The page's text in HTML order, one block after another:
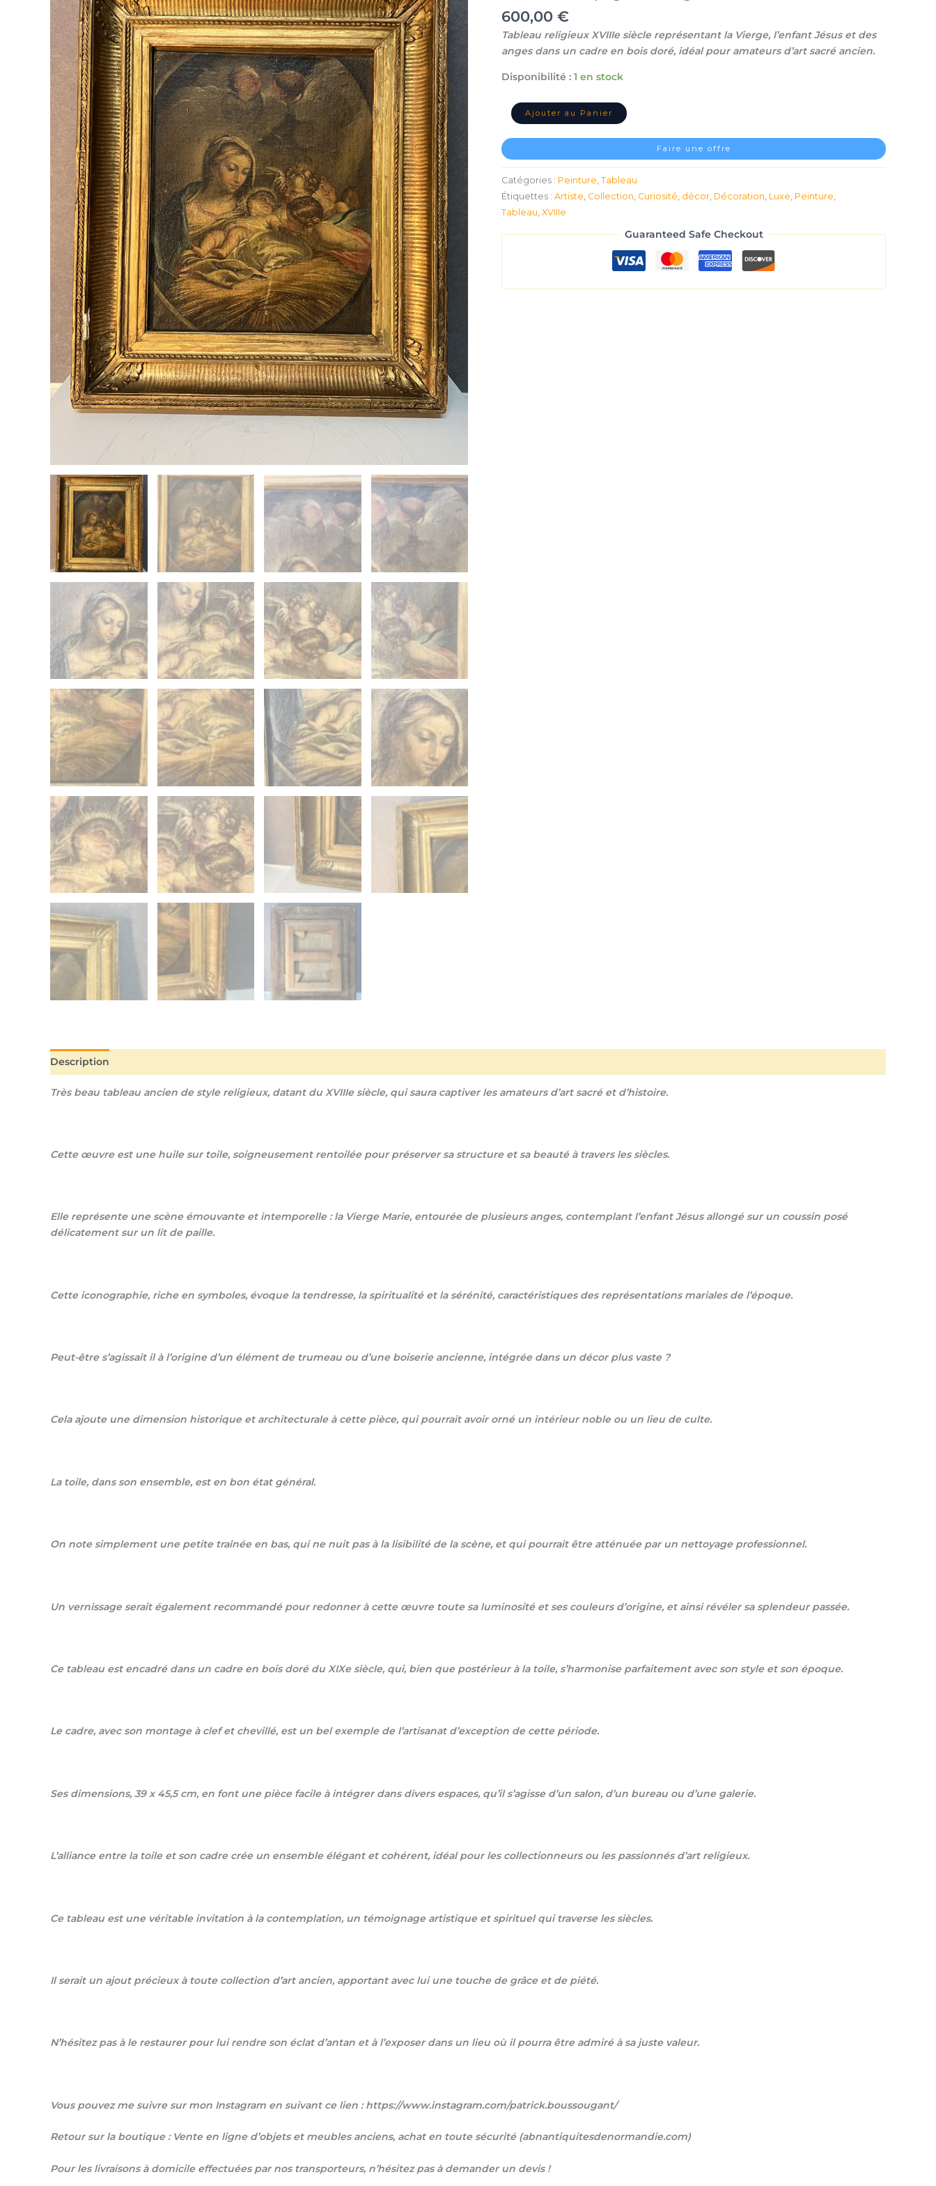
600,00 €
Tableau religieux XVIIIe siècle représentant la Vierge, l’enfant Jésus et des
anges dans un cadre en bois doré, idéal pour amateurs d’art sacré ancien.
Disponibilité : 1 en stock
Vierge,
enfant
Jésus
accompagnés
Cadre
doré
Ajouter au Panier
Faire une offre
Catégories : Peinture, Tableau
Étiquettes : Artiste, Collection, Curiosité, décor, Décoration, Luxe, Peinture,
Tableau, XVIIIe
Guaranteed Safe Checkout
Description
Très beau tableau ancien de style religieux, datant du XVIIIe siècle, qui saura captiver les amateurs d’art sacré et d’histoire.
Cette œuvre est une huile sur toile, soigneusement rentoilée pour préserver sa structure et sa beauté à travers les siècles.
Elle représente une scène émouvante et intemporelle : la Vierge Marie, entourée de plusieurs anges, contemplant l’enfant Jésus allongé sur un coussin posé
délicatement sur un lit de paille.
Cette iconographie, riche en symboles, évoque la tendresse, la spiritualité et la sérénité, caractéristiques des représentations mariales de l’époque.
Peut-être s’agissait il à l’origine d’un élément de trumeau ou d’une boiserie ancienne, intégrée dans un décor plus vaste ?
Cela ajoute une dimension historique et architecturale à cette pièce, qui pourrait avoir orné un intérieur noble ou un lieu de culte.
La toile, dans son ensemble, est en bon état général.
On note simplement une petite traînée en bas, qui ne nuit pas à la lisibilité de la scène, et qui pourrait être atténuée par un nettoyage professionnel.
Un vernissage serait également recommandé pour redonner à cette œuvre toute sa luminosité et ses couleurs d’origine, et ainsi révéler sa splendeur passée.
Ce tableau est encadré dans un cadre en bois doré du XIXe siècle, qui, bien que postérieur à la toile, s’harmonise parfaitement avec son style et son époque.
Le cadre, avec son montage à clef et chevillé, est un bel exemple de l’artisanat d’exception de cette période.
Ses dimensions, 39 x 45,5 cm, en font une pièce facile à intégrer dans divers espaces, qu’il s’agisse d’un salon, d’un bureau ou d’une galerie.
L’alliance entre la toile et son cadre crée un ensemble élégant et cohérent, idéal pour les collectionneurs ou les passionnés d’art religieux.
Ce tableau est une véritable invitation à la contemplation, un témoignage artistique et spirituel qui traverse les siècles.
Il serait un ajout précieux à toute collection d’art ancien, apportant avec lui une touche de grâce et de piété.
N’hésitez pas à le restaurer pour lui rendre son éclat d’antan et à l’exposer dans un lieu où il pourra être admiré à sa juste valeur.
Vous pouvez me suivre sur mon Instagram en suivant ce lien : https://www.instagram.com/patrick.boussougant/
Retour sur la boutique : Vente en ligne d’objets et meubles anciens, achat en toute sécurité (abnantiquitesdenormandie.com)
Pour les livraisons à domicile effectuées par nos transporteurs, n’hésitez pas à demander un devis !